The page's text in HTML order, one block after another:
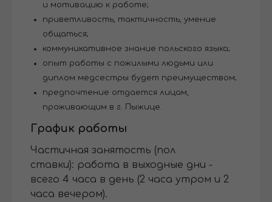
и мотивацию к работе;
приветливость, тактичность, умение
общаться;
коммуникативное знание польского языка;
опыт работы с пожилыми людьми или
диплом медсестры будет преимуществом;
предпочтение отдается лицам,
проживающим в г. Пыжице.
График работы
Частичная занятость (пол
ставки): работа в выходные дни -
всего 4 часа в день (2 часа утром и 2
часа вечером).